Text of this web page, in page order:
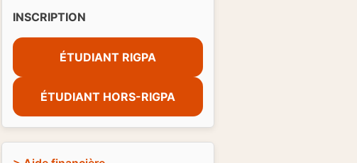
INSCRIPTION
ÉTUDIANT RIGPA
ÉTUDIANT HORS-RIGPA